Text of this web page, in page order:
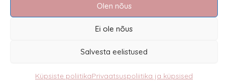
Olen nõus
Ei ole nõus
Salvesta eelistused
Küpsiste poliitikaPrivaatsuspoliitika ja küpsised
Kauba tagastamine